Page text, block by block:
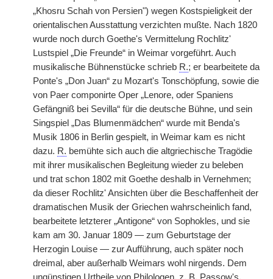
„Khosru Schah von Persien") wegen Kostspieligkeit der
orientalischen Ausstattung verzichten mußte. Nach 1820
wurde noch durch Goethe's Vermittelung Rochlitz'
Lustspiel „Die Freunde“ in Weimar vorgeführt. Auch
musikalische Bühnenstücke schrieb R.; er bearbeitete da
Ponte's „Don Juan“ zu Mozart's Tonschöpfung, sowie die
von Paer componirte Oper „Lenore, oder Spaniens
Gefängniß bei Sevilla“ für die deutsche Bühne, und sein
Singspiel „Das Blumenmädchen“ wurde mit Benda's
Musik 1806 in Berlin gespielt, in Weimar kam es nicht
dazu. R. bemühte sich auch die altgriechische Tragödie
mit ihrer musikalischen Begleitung wieder zu beleben
und trat schon 1802 mit Goethe deshalb in Vernehmen;
da dieser Rochlitz' Ansichten über die Beschaffenheit der
dramatischen Musik der Griechen wahrscheinlich fand,
bearbeitete letzterer „Antigone“ von Sophokles, und sie
kam am 30. Januar 1809 — zum Geburtstage der
Herzogin Louise — zur Aufführung, auch später noch
dreimal, aber außerhalb Weimars wohl nirgends. Dem